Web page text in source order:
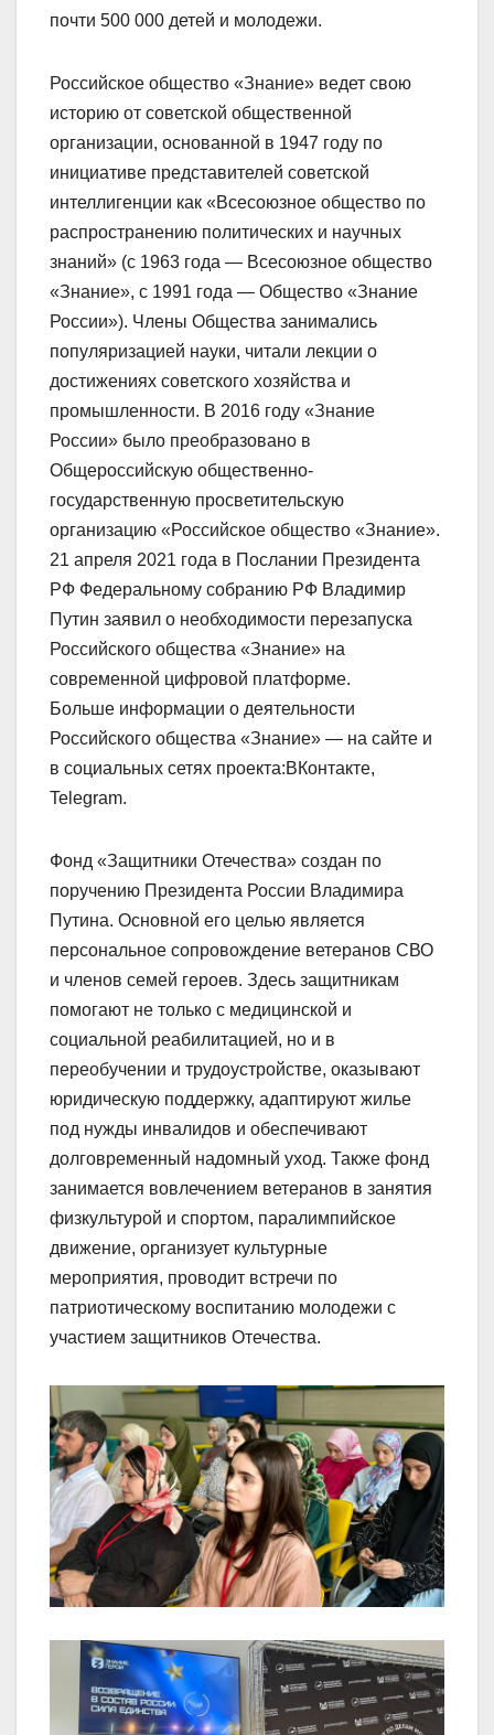
почти 500 000 детей и молодежи.
Российское общество «Знание» ведет свою
историю от советской общественной
организации, основанной в 1947 году по
инициативе представителей советской
интеллигенции как «Всесоюзное общество по
распространению политических и научных
знаний» (с 1963 года — Всесоюзное общество
«Знание», с 1991 года — Общество «Знание
России»). Члены Общества занимались
популяризацией науки, читали лекции о
достижениях советского хозяйства и
промышленности. В 2016 году «Знание
России» было преобразовано в
Общероссийскую общественно-
государственную просветительскую
организацию «Российское общество «Знание».
21 апреля 2021 года в Послании Президента
РФ Федеральному собранию РФ Владимир
Путин заявил о необходимости перезапуска
Российского общества «Знание» на
современной цифровой платформе.
Больше информации о деятельности
Российского общества «Знание» — на сайте и
в социальных сетях проекта:ВКонтакте,
Telegram.
Фонд «Защитники Отечества» создан по
поручению Президента России Владимира
Путина. Основной его целью является
персональное сопровождение ветеранов СВО
и членов семей героев. Здесь защитникам
помогают не только с медицинской и
социальной реабилитацией, но и в
переобучении и трудоустройстве, оказывают
юридическую поддержку, адаптируют жилье
под нужды инвалидов и обеспечивают
долговременный надомный уход. Также фонд
занимается вовлечением ветеранов в занятия
физкультурой и спортом, паралимпийское
движение, организует культурные
мероприятия, проводит встречи по
патриотическому воспитанию молодежи с
участием защитников Отечества.